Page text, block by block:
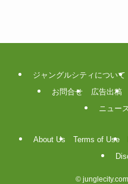
ジャングルシティについて
お問合せ
広告出稿
ニュー
About Us Terms of Use
©